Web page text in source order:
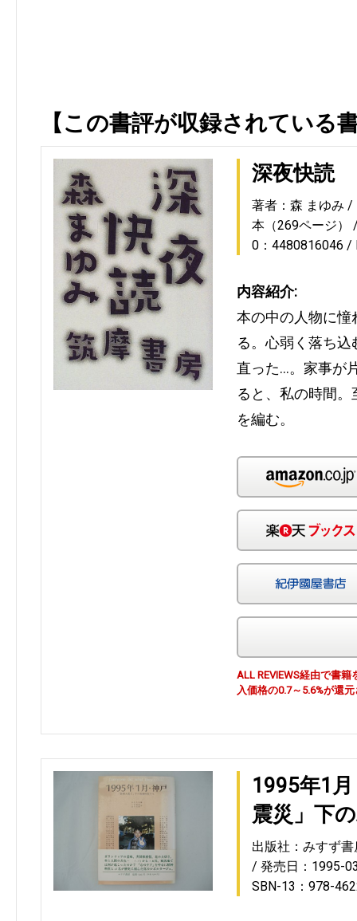
【この書評が収録されている
深夜快読
著者：森 まゆみ
本（269ページ）
0：4480816046
内容紹介:
本の中の人物に憧
る。心弱く落ち
直った…。家事が
ると、私の時間
を編む。
ALL REVIEWS経由で書
入価格の0.7～5.6%が還
1995年1
震災」下
出版社：みすず書
発売日：1995-
SBN-13：978-